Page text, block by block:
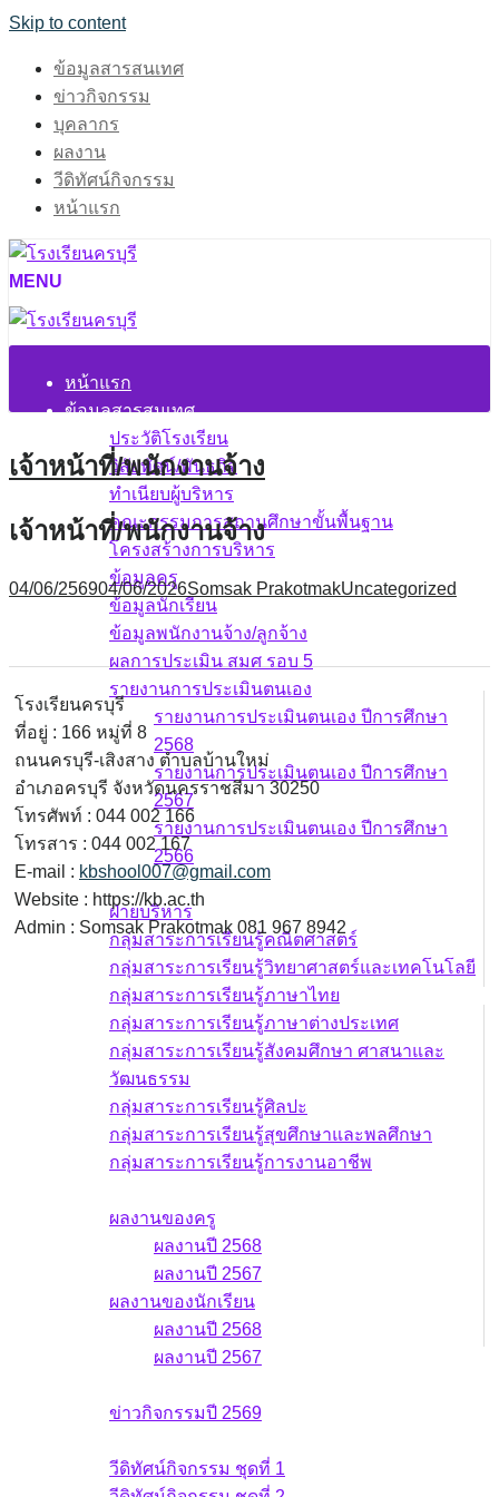
Skip to content
ข้อมูลสารสนเทศ
ข่าวกิจกรรม
บุคลากร
ผลงาน
วีดิทัศน์กิจกรรม
หน้าแรก
MENU
หน้าแรก
ข้อมูลสารสนเทศ
ประวัติโรงเรียน
วิสัยทัศน์/พันธกิจ
ทำเนียบผู้บริหาร
คณะกรรมการสถานศึกษาขั้นพื้นฐาน
โครงสร้างการบริหาร
ข้อมูลครู
ข้อมูลนักเรียน
ข้อมูลพนักงานจ้าง/ลูกจ้าง
ผลการประเมิน สมศ รอบ 5
รายงานการประเมินตนเอง
รายงานการประเมินตนเอง ปีการศึกษา
2568
รายงานการประเมินตนเอง ปีการศึกษา
2567
รายงานการประเมินตนเอง ปีการศึกษา
2566
บุคลากร
ฝ่ายบริหาร
กลุ่มสาระการเรียนรู้คณิตศาสตร์
กลุ่มสาระการเรียนรู้วิทยาศาสตร์และเทคโนโลยี
กลุ่มสาระการเรียนรู้ภาษาไทย
กลุ่มสาระการเรียนรู้ภาษาต่างประเทศ
กลุ่มสาระการเรียนรู้สังคมศึกษา ศาสนาและ
วัฒนธรรม
กลุ่มสาระการเรียนรู้ศิลปะ
กลุ่มสาระการเรียนรู้สุขศึกษาและพลศึกษา
กลุ่มสาระการเรียนรู้การงานอาชีพ
ผลงานของครู
ผลงานปี 2568
ผลงานปี 2567
ผลงานของนักเรียน
ผลงานปี 2568
ผลงานปี 2567
ข่าวกิจกรรมปี 2569
วีดิทัศน์กิจกรรม ชุดที่ 1
เจ้าหน้าที่/พนักงานจ้าง
เจ้าหน้าที่/พนักงานจ้าง
04/06/256904/06/2026Somsak PrakotmakUncategorized
โรงเรียนครบุรี
ที่อยู่ : 166 หมู่ที่ 8
ถนนครบุรี-เสิงสาง ตำบลบ้านใหม่
อำเภอครบุรี จังหวัดนครราชสีมา 30250
โทรศัพท์ : 044 002 166
โทรสาร : 044 002 167
E-mail : kbshool007@gmail.com
Website : https://kb.ac.th
Admin : Somsak Prakotmak 081 967 8942